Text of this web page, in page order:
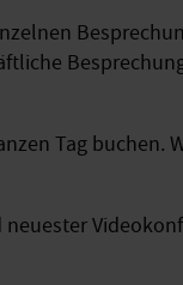
Tag buchen.